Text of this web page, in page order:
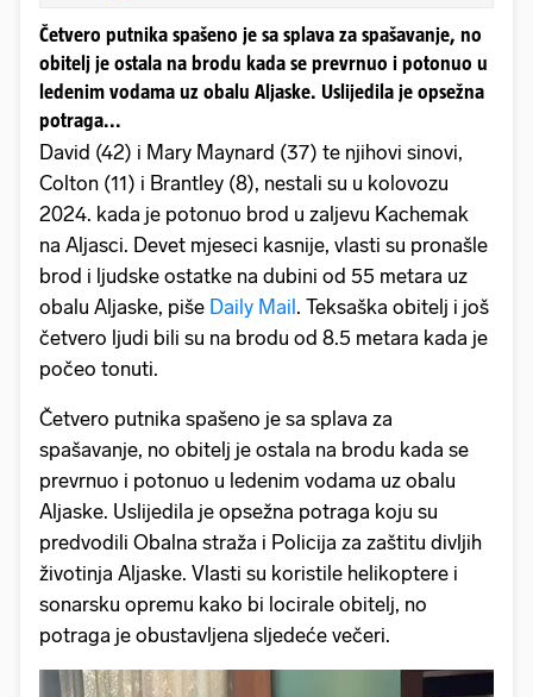
Četvero putnika spašeno je sa splava za spašavanje, no
obitelj je ostala na brodu kada se prevrnuo i potonuo u
ledenim vodama uz obalu Aljaske. Uslijedila je opsežna
potraga...
David (42) i Mary Maynard (37) te njihovi sinovi,
Colton (11) i Brantley (8), nestali su u kolovozu
2024. kada je potonuo brod u zaljevu Kachemak
na Aljasci. Devet mjeseci kasnije, vlasti su pronašle
brod i ljudske ostatke na dubini od 55 metara uz
obalu Aljaske, piše Daily Mail . Teksaška obitelj i još
četvero ljudi bili su na brodu od 8.5 metara kada je
počeo tonuti.
Četvero putnika spašeno je sa splava za
spašavanje, no obitelj je ostala na brodu kada se
prevrnuo i potonuo u ledenim vodama uz obalu
Aljaske. Uslijedila je opsežna potraga koju su
predvodili Obalna straža i Policija za zaštitu divljih
životinja Aljaske. Vlasti su koristile helikoptere i
sonarsku opremu kako bi locirale obitelj, no
potraga je obustavljena sljedeće večeri.